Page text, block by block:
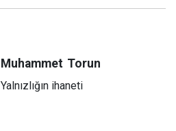
Muhammet Torun
Yalnızlığın ihaneti